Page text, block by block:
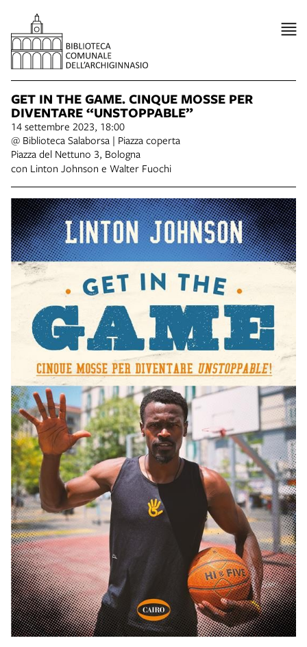
GET IN THE GAME. CINQUE MOSSE PER
DIVENTARE “UNSTOPPABLE”
14 settembre 2023, 18:00
@ Biblioteca Salaborsa | Piazza coperta
Piazza del Nettuno 3, Bologna
con Linton Johnson e Walter Fuochi